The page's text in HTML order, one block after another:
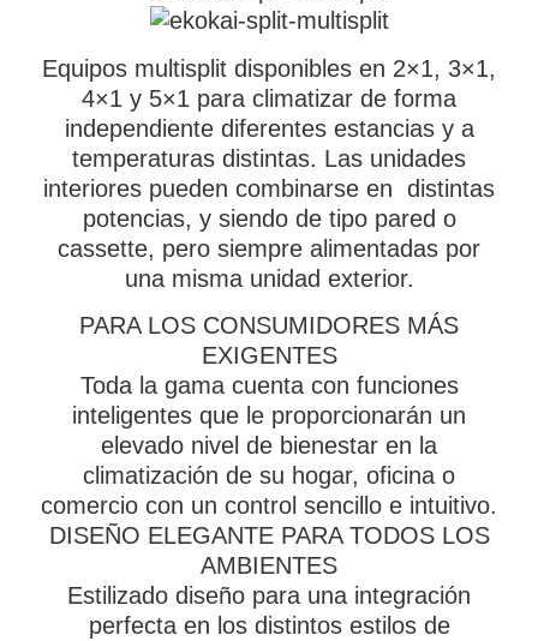
Equipos multisplit disponibles en 2×1, 3×1,
4×1 y 5×1 para climatizar de forma
independiente diferentes estancias y a
temperaturas distintas. Las unidades
interiores pueden combinarse en distintas
potencias, y siendo de tipo pared o
cassette, pero siempre alimentadas por
una misma unidad exterior.
PARA LOS CONSUMIDORES MÁS
EXIGENTES
Toda la gama cuenta con funciones
inteligentes que le proporcionarán un
elevado nivel de bienestar en la
climatización de su hogar, oficina o
comercio con un control sencillo e intuitivo.
DISEÑO ELEGANTE PARA TODOS LOS
AMBIENTES
Estilizado diseño para una integración
perfecta en los distintos estilos de